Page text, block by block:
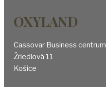
OXYLAND
Cassovar Business centrum
Žriedlová 11
Košice